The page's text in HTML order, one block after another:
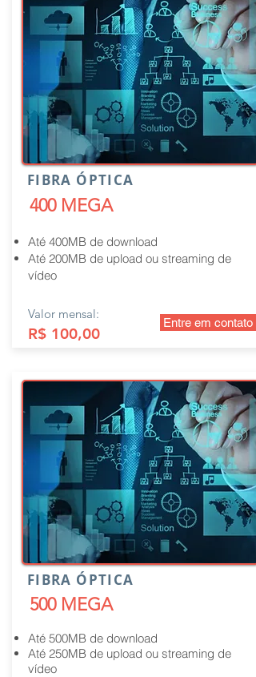
FIBRA ÓPTICA
400 MEGA
Até 400MB de download
Até 200MB de upload ou streaming de
vídeo
Valor mensal:
R$ 100,00
Entre em contato
FIBRA ÓPTICA
500 MEGA
Até 500MB de download
Até 250MB de upload ou streaming de
vídeo